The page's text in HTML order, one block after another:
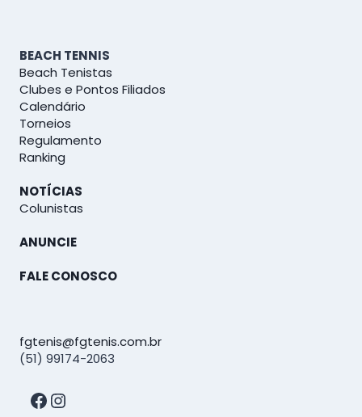
BEACH TENNIS
Beach Tenistas
Clubes e Pontos Filiados
Calendário
Torneios
Regulamento
Ranking
NOTÍCIAS
Colunistas
ANUNCIE
FALE CONOSCO
fgtenis@fgtenis.com.br
(51) 99174-2063
Facebook
Instagram